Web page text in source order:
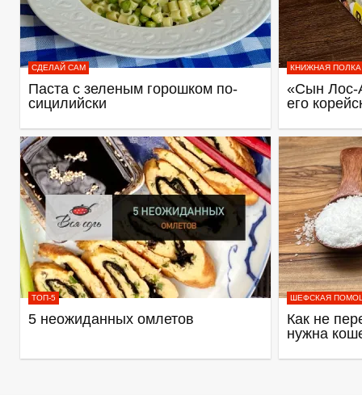
СДЕЛАЙ САМ
Паста с зеленым горошком по-
сицилийски
КНИЖНАЯ ПОЛКА
«Сын Лос-
его
ТОП-5
5 неожиданных омлетов
ШЕФСКАЯ
Как не
нужна